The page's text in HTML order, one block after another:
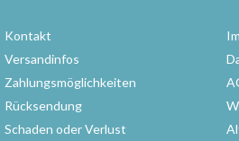
Kontakt
Versandinfos
Zahlungsmöglichkeiten
Rücksendung
Schaden oder Verlust